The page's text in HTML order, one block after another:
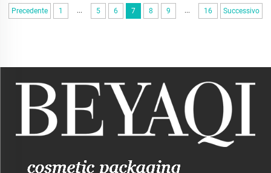
Precedente 1 ... 5 6 7 8 9 ... 16 Successivo